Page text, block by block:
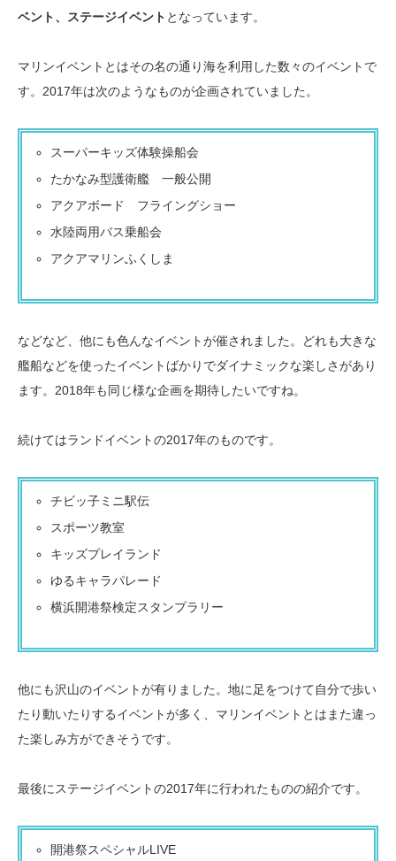
ベント、ステージイベント となっています。
マリンイベントとはその名の通り海を利用した数々のイベントで
す。2017年は次のようなものが企画されていました。
スーパーキッズ体験操船会
たかなみ型護衛艦 一般公開
アクアボード フライングショー
水陸両用バス乗船会
アクアマリンふくしま
などなど、他にも色んなイベントが催されました。どれも大きな
艦船などを使ったイベントばかりでダイナミックな楽しさがあり
ます。2018年も同じ様な企画を期待したいですね。
続けてはランドイベントの2017年のものです。
チビッ子ミニ駅伝
スポーツ教室
キッズプレイランド
ゆるキャラパレード
横浜開港祭検定スタンプラリー
他にも沢山のイベントが有りました。地に足をつけて自分で歩い
たり動いたりするイベントが多く、マリンイベントとはまた違っ
た楽しみ方ができそうです。
最後にステージイベントの2017年に行われたものの紹介です。
開港祭スペシャルLIVE